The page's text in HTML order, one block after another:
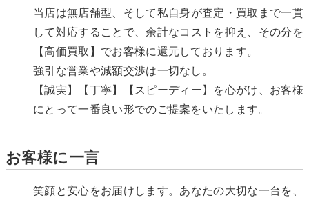
当店は無店舗型、そして私自身が査定・買取まで一貫
して対応することで、余計なコストを抑え、その分を
【高価買取】でお客様に還元しております。
強引な営業や減額交渉は一切なし。
【誠実】【丁寧】【スピーディー】を心がけ、お客様
にとって一番良い形でのご提案をいたします。
お客様に一言
笑顔と安心をお届けします。あなたの大切な一台を、